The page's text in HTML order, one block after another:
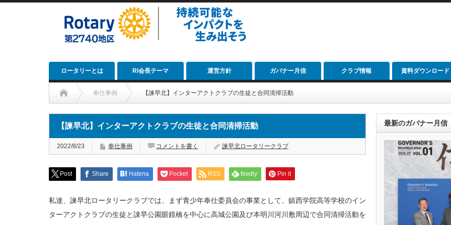
ロータリーとは RI会長テーマ 運営方針 ガバナー月信 クラブ情報 資料ダウンロード
奉仕事例 【諫早北】インターアクトクラブの生徒と合同清掃活動
【諫早北】インターアクトクラブの生徒と合同清掃活動
2022/8/23 奉仕事例 コメントを書く 諫早北ロータリークラブ
Post Share Hatena Pocket RSS feedly Pin it
私達、諫早北ロータリークラブでは、まず青少年奉仕委員会の事業として、鎮西学院高等学校のイン
ターアクトクラブの生徒と諌早公園眼鏡橋を中心に高城公園及び本明川河川敷周辺で合同清掃活動を
最新のガバナー月信